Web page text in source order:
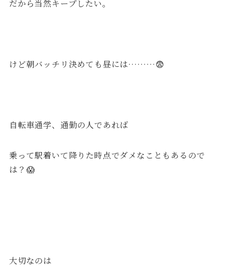
だから当然キープしたい。
けど朝バッチリ決めても昼には………😨
自転車通学、通勤の人であれば
乗って駅着いて降りた時点でダメなこともあるので
は？😱
大切なのは